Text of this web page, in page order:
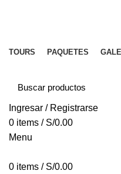
TOURS PAQUETES
Ingresar / Registrarse
0 items / S/0.00
Menu
0 items / S/0.00